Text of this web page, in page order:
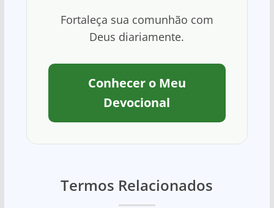
Fortaleça sua comunhão com
Deus diariamente.
Conhecer o Meu
Devocional
Termos Relacionados